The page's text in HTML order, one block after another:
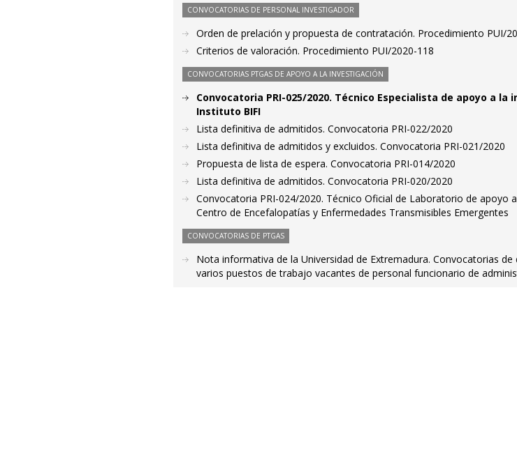
CONVOCATORIAS DE PERSONAL INVESTIGADOR
Orden de prelación y propuesta de contratación. Procedimiento PUI/
Criterios de valoración. Procedimiento PUI/2020-118
CONVOCATORIAS PTGAS DE APOYO A LA INVESTIGACIÓN
Convocatoria PRI-025/2020. Técnico Especialista de apoyo a la
Instituto BIFI
Lista definitiva de admitidos. Convocatoria PRI-022/2020
Lista definitiva de admitidos y excluidos. Convocatoria PRI-021/2020
Propuesta de lista de espera. Convocatoria PRI-014/2020
Lista definitiva de admitidos. Convocatoria PRI-020/2020
Convocatoria PRI-024/2020. Técnico Oficial de Laboratorio de apoyo
Centro de Encefalopatías y Enfermedades Transmisibles Emergentes
CONVOCATORIAS DE PTGAS
Nota informativa de la Universidad de Extremadura. Convocatorias
varios puestos de trabajo vacantes de personal funcionario de